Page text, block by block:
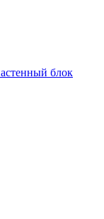
блок